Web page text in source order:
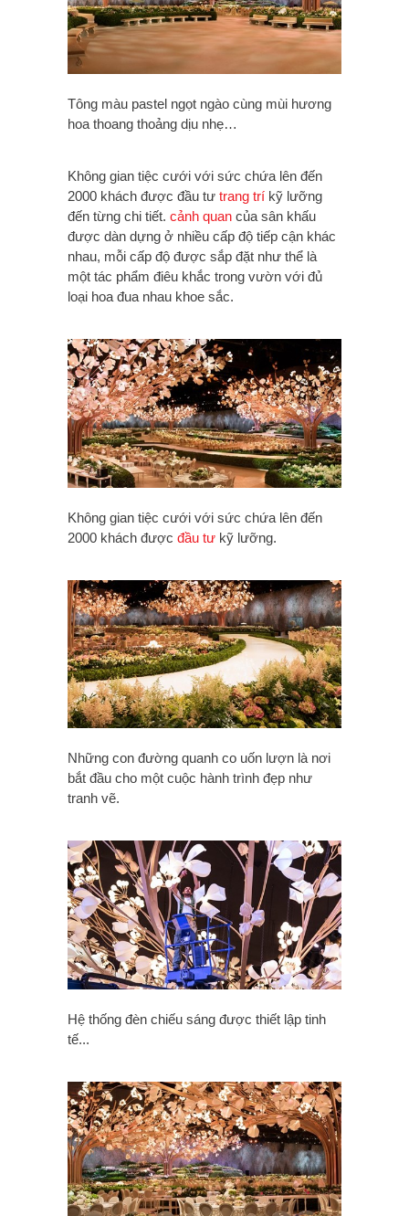
Tông màu pastel ngọt ngào cùng mùi hương
hoa thoang thoảng dịu nhẹ…
Không gian tiệc cưới với sức chứa lên đến
2000 khách được đầu tư trang trí kỹ lưỡng
đến từng chi tiết. cảnh quan của sân khấu
được dàn dựng ở nhiều cấp độ tiếp cận khác
nhau, mỗi cấp độ được sắp đặt như thể là
một tác phẩm điêu khắc trong vườn với đủ
loại hoa đua nhau khoe sắc.
Không gian tiệc cưới với sức chứa lên đến
2000 khách được đầu tư kỹ lưỡng.
Những con đường quanh co uốn lượn là nơi
bắt đầu cho một cuộc hành trình đẹp như
tranh vẽ.
Hệ thống đèn chiếu sáng được thiết lập tinh
tế...